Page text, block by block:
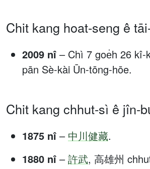
Chit kang hoat-seng ê
2009 nî – Chì 7 goe̍h 26 kî-
pān Sè-kài Ūn-tōng-hōe.
Chit kang chhut-sì ê jîn-
1875 nî – 中川健藏.
1880 nî – 許武, 高雄州